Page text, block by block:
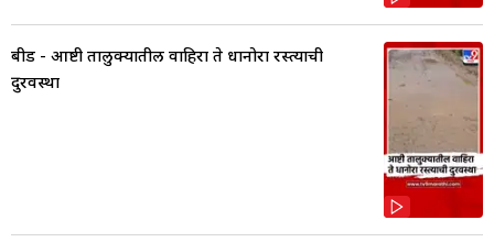
बीड - आष्टी तालुक्यातील वाहिरा ते धानोरा रस्त्याची
दुरवस्था